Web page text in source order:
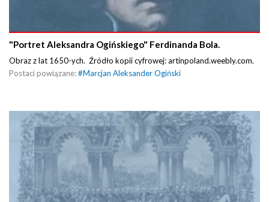
"Portret Aleksandra Ogińskiego" Ferdinanda Bola.
Obraz z lat 1650-ych. Źródło kopii cyfrowej: artinpoland.weebly.com.
Postaci powiązane:#Marcjan Aleksander Ogiński